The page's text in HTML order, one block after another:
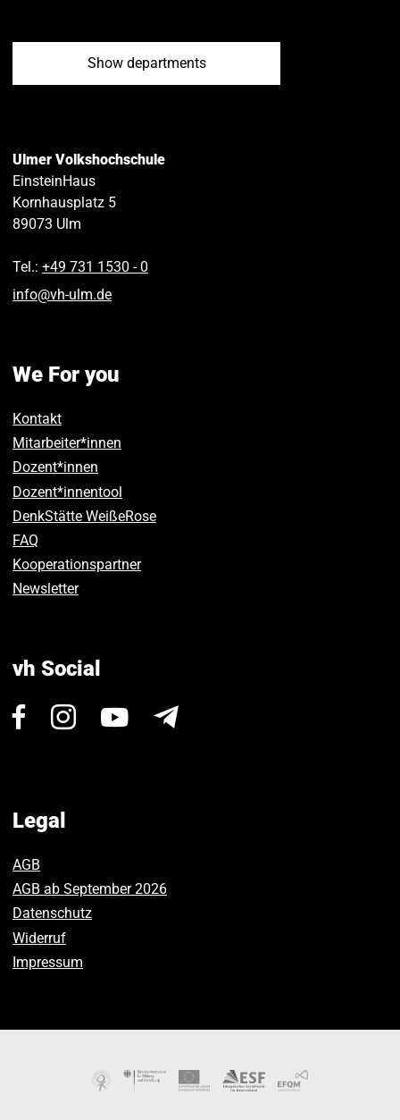
Show departments
Ulmer Volkshochschule
EinsteinHaus
Kornhausplatz 5
89073 Ulm
Tel.: +49 731 1530 ‑ 0
info@vh-ulm.de
We For you
Kontakt
Mitarbeiter*innen
Dozent*innen
Dozent*innentool
DenkStätte WeißeRose
FAQ
Kooperationspartner
Newsletter
vh Social
Visit Visit
Visit
Legal
AGB
AGB ab September 2026
Datenschutz
Widerruf
Impressum